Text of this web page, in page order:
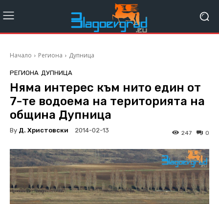
Начало Региона Дупница
РЕГИОНА ДУПНИЦА
Няма интерес към нито един от
7-те водоема на територията на
община Дупница
By Д. Христовски 2014-02-13 0
247